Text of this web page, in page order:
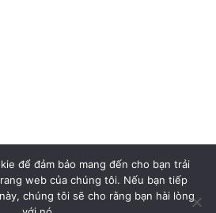
để đảm bảo mang đến cho bạn trải
web của chúng tôi. Nếu bạn tiếp
chúng tôi sẽ cho rằng bạn hài lòng